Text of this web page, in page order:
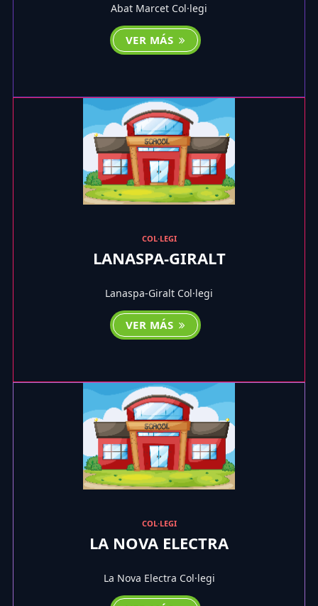
Abat Marcet Col·legi
VER MÁS
COL·LEGI
LANASPA-GIRALT
Lanaspa-Giralt Col·legi
VER MÁS
COL·LEGI
LA NOVA ELECTRA
La Nova Electra Col·legi